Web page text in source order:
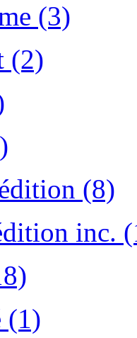
(3)
(2)
(8)
inc.
(1)